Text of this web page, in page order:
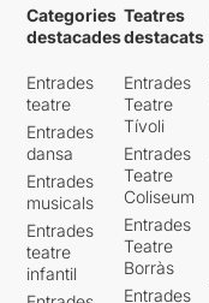
Categories
destacades
Entrades
teatre
Entrades
dansa
Entrades
musicals
Entrades
teatre
infantil
Teatres
destacats
Entrades
Teatre
Tívoli
Entrades
Teatre
Coliseum
Entrades
Teatre
Borràs
Entrades